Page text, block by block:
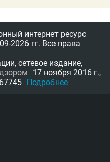
интернет ресурс
2026 гг. Все права
сетевое издание,
17 ноября 2016 г.,
Подробнее